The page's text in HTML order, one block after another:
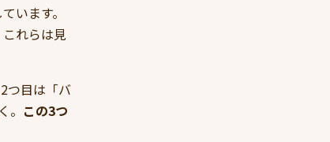
います。
れらは見
つ目は「バ
この3つ